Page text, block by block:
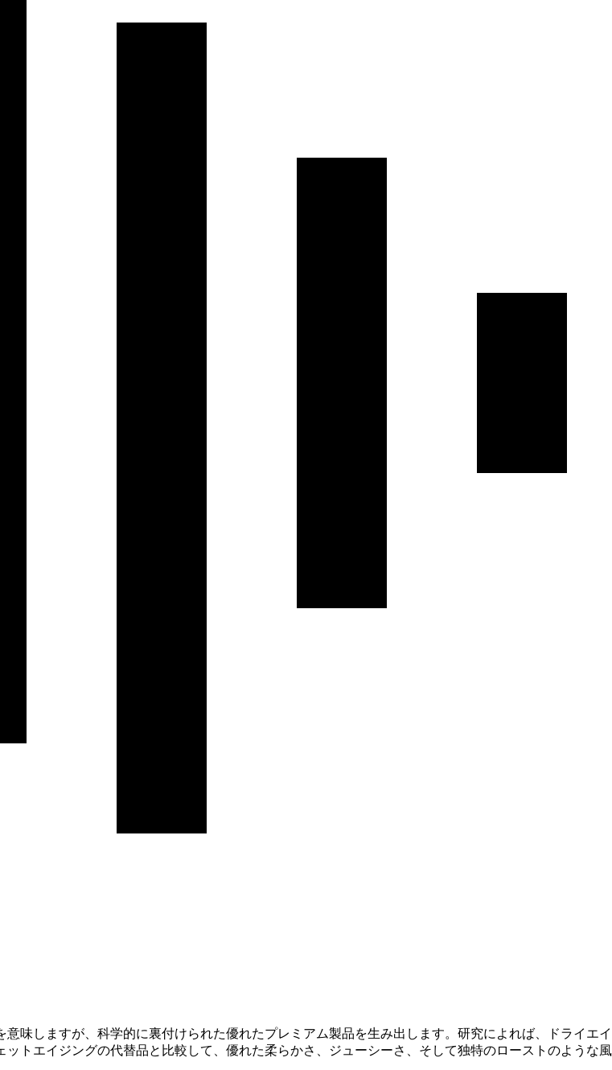
味しますが、科学的に裏付けられた優れたプレミアム製品を生み出します。研究によれば、ドライエイ
トエイジングの代替品と比較して、優れた柔らかさ、ジューシーさ、そして独特のローストのような風